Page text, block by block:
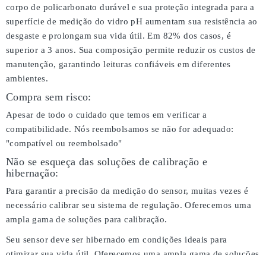
corpo de policarbonato durável e sua proteção integrada para a
superfície de medição do vidro pH aumentam sua resistência ao
desgaste e prolongam sua vida útil. Em 82% dos casos, é
superior a 3 anos. Sua composição permite reduzir os custos de
manutenção, garantindo leituras confiáveis em diferentes
ambientes.
Compra sem risco:
Apesar de todo o cuidado que temos em verificar a
compatibilidade. Nós reembolsamos se não for adequado:
"compatível ou reembolsado"
Não se esqueça das soluções de calibração e
hibernação:
Para garantir a precisão da medição do sensor, muitas vezes é
necessário calibrar seu sistema de regulação. Oferecemos uma
ampla gama de soluções para calibração.
Seu sensor deve ser hibernado em condições ideais para